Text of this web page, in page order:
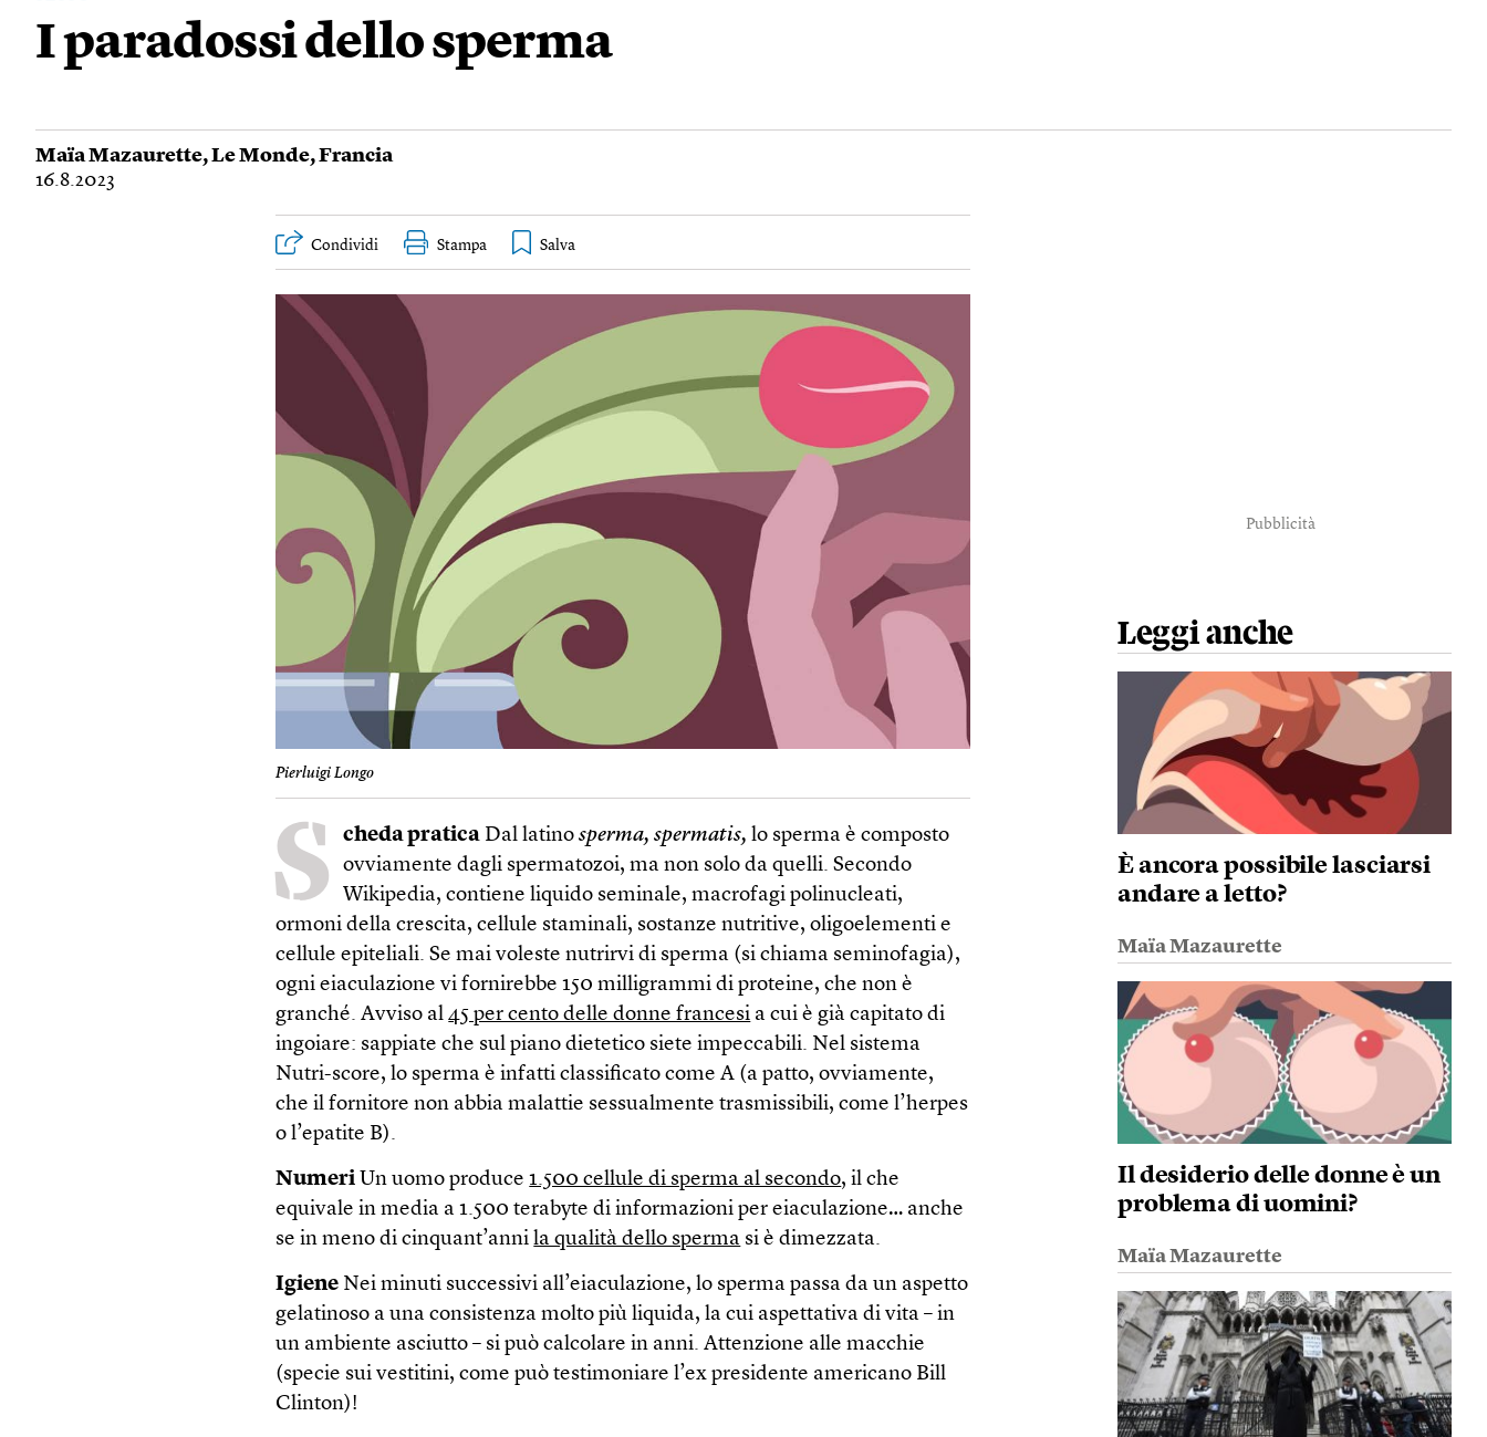
I paradossi dello sperma
Maïa Mazaurette,Le Monde,Francia
16.8.2023
Condividi Stampa
Pierluigi Longo
S cheda pratica Dal latinosperma, spermatis, lo sperma è composto
ovviamente dagli spermatozoi, ma non solo da quelli. Secondo
Wikipedia, contiene liquido seminale, macrofagi polinucleati,
ormoni della crescita, cellule staminali, sostanze nutritive, oligoelementi e
cellule epiteliali. Se mai voleste nutrirvi di sperma (si chiama seminofagia),
ogni eiaculazione vi fornirebbe 150 milligrammi di proteine, che non è
granché. Avviso al45 per cento delle donne francesi a cui è già capitato di
ingoiare: sappiate che sul piano dietetico siete impeccabili. Nel sistema
Nutri-score, lo sperma è infatti classificato come A (a patto, ovviamente,
che il fornitore non abbia malattie sessualmente trasmissibili, come l’herpes
o l’epatite B).
Numeri Un uomo produce1.500 cellule di sperma al secondo, il che
equivale in media a 1.500 terabyte di informazioni per eiaculazione… anche
se in meno di cinquant’annila qualità dello sperma si è dimezzata.
Igiene Nei minuti successivi all’eiaculazione, lo sperma passa da un aspetto
gelatinoso a una consistenza molto più liquida, la cui aspettativa di vita – in
un ambiente asciutto – si può calcolare in anni. Attenzione alle macchie
(specie sui vestitini, come può testimoniare l’ex presidente americano Bill
Clinton)!
Pubblicità
Leggi anche
È ancora possibile lasciarsi
andare a letto?
Maïa Mazaurette
Il desiderio delle donne è un
problema di uomini?
Maïa Mazaurette